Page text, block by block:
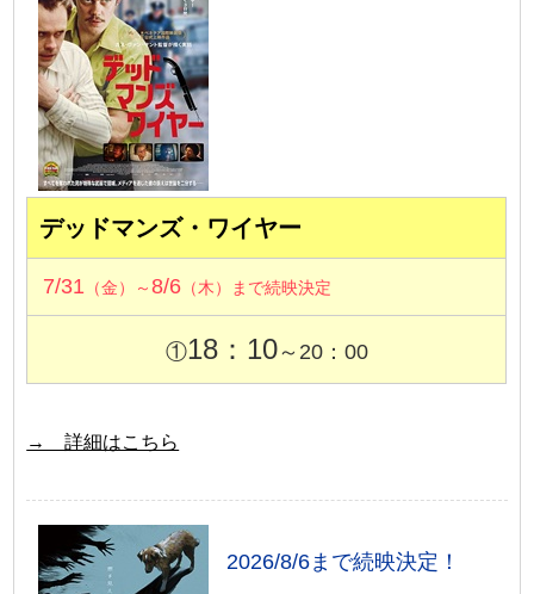
デッドマンズ・ワイヤー
7/31 （金）～8/6 （木）まで続映決定
①18：10～20：00
→ 詳細はこちら
2026/8/6まで続映決定！